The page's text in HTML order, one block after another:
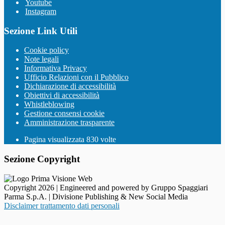
Youtube
Instagram
Sezione Link Utili
Cookie policy
Note legali
Informativa Privacy
Ufficio Relazioni con il Pubblico
Dichiarazione di accessibilità
Obiettivi di accessibilità
Whistleblowing
Gestione consensi cookie
Amministrazione trasparente
Pagina visualizzata 830 volte
Sezione Copyright
Copyright 2026 | Engineered and powered by Gruppo Spaggiari
Parma S.p.A. | Divisione Publishing & New Social Media
Disclaimer trattamento dati personali